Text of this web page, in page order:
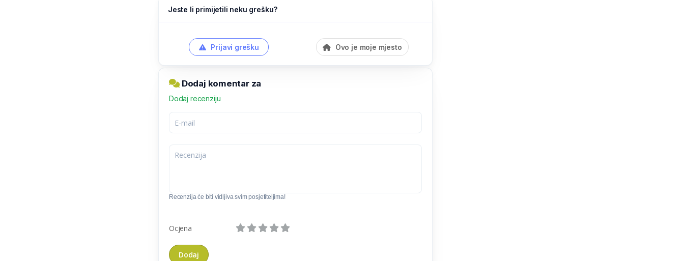
Jeste li primijetili neku grešku?
Prijavi grešku Ovo je moje mjesto
Dodaj komentar za
Dodaj recenziju
Recenzija će biti vidljiva svim posjetiteljima!
Ocjena